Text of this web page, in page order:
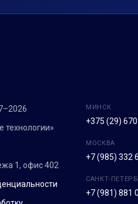
технологии»
1, офис 402
МИНСК
+375 (29)
МОСКВА
+7 (985) 332
САНКТ-
+7 (981) 881